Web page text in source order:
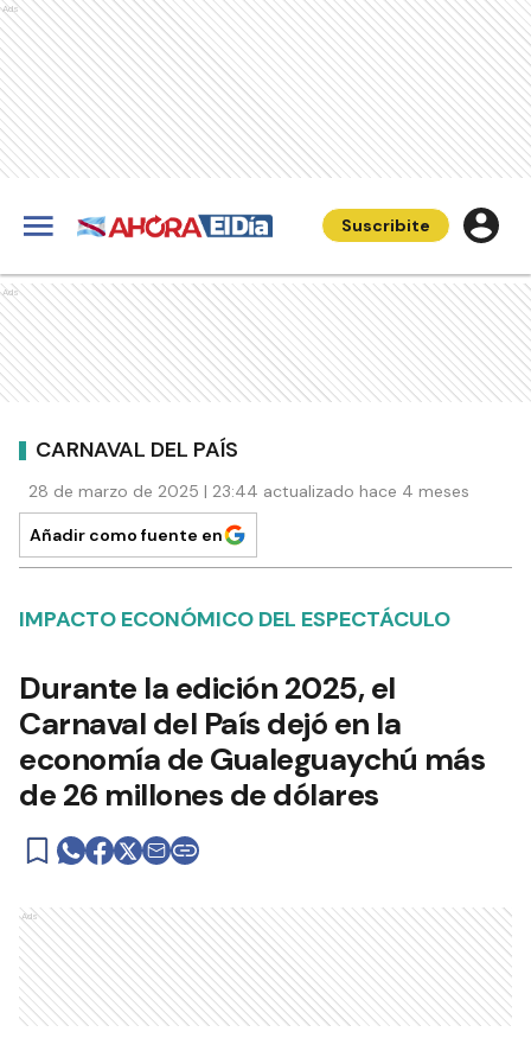
Ads
Suscribite
Ads
CARNAVAL DEL PAÍS
28 de marzo de 2025 | 23:44 actualizado hace 4 meses
Añadir como fuente en
IMPACTO ECONÓMICO DEL ESPECTÁCULO
Durante la edición 2025, el
Carnaval del País dejó en la
economía de Gualeguaychú más
de 26 millones de dólares
Ads